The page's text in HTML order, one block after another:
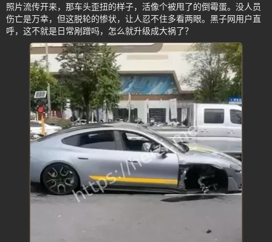
照片流传开来，那车头歪扭的样子，活像个被甩了的倒霉蛋。没人员
伤亡是万幸，但这脱轮的惨状，让人忍不住多看两眼。黑子网用户直
呼，这不就是日常剐蹭吗，怎么就升级成大祸了？